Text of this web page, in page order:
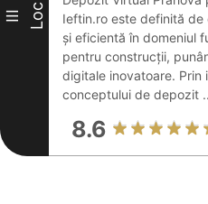
III Loc
Ieftin.ro este definită de
și eficientă în domeniul
pentru construcții,
digitale inovatoare. Prin
conceptului de depozit
8.6